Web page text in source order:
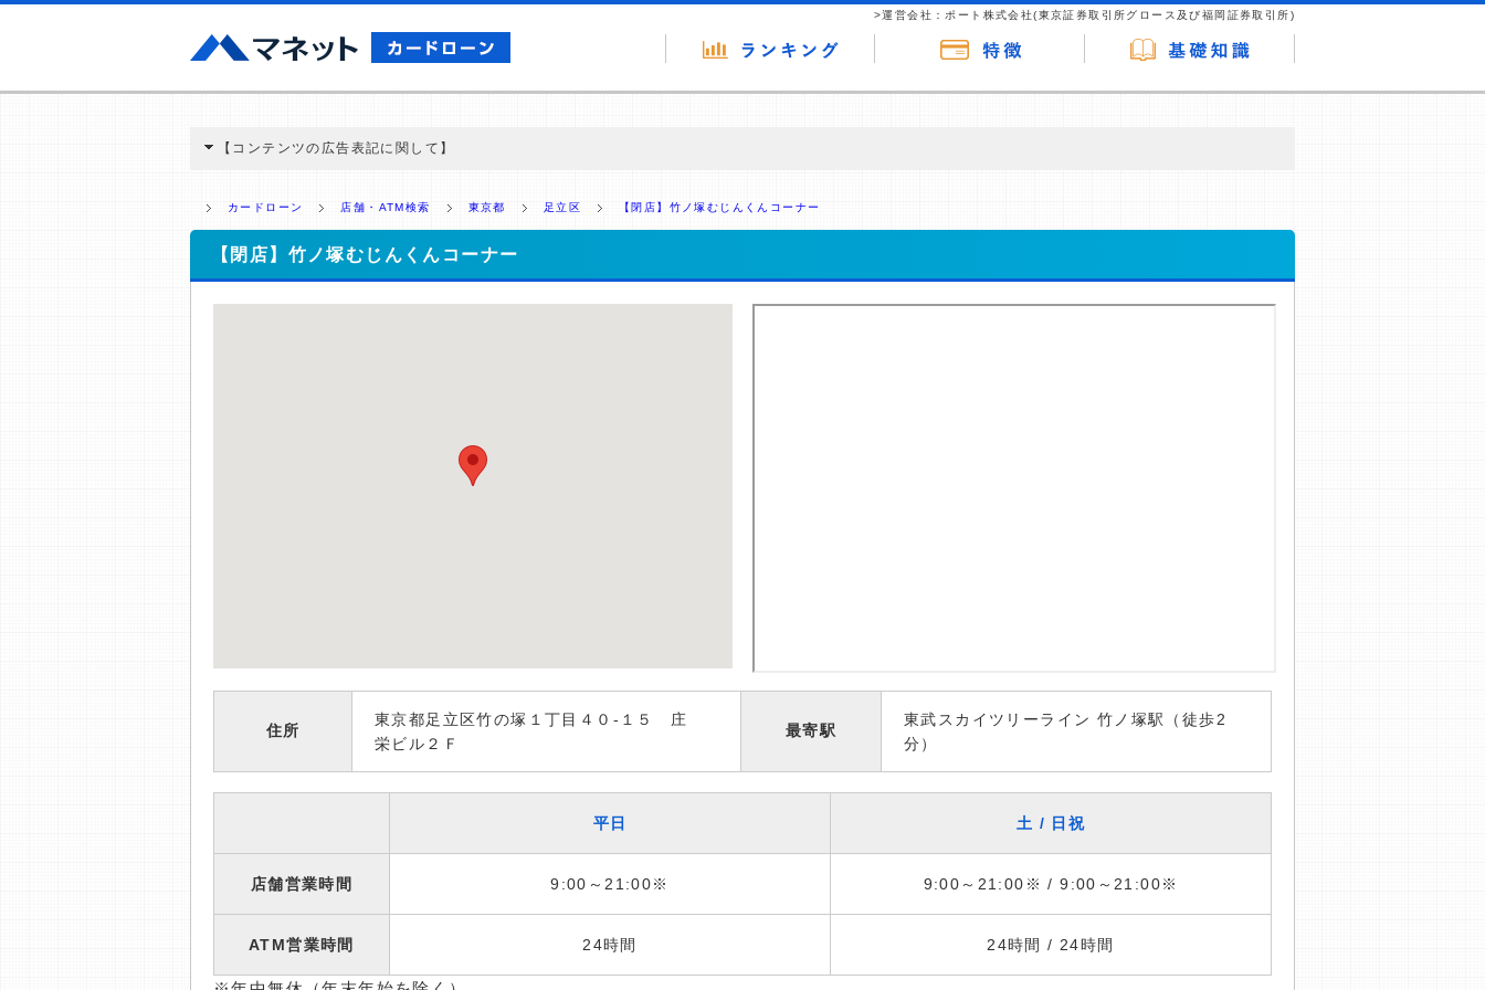
>運営会社：ポート株式会社(東京証券取引所グロース及び福岡証券取引所)
【コンテンツの広告表記に関して】
ミ収集などに基づき、公平性を担保した情報提供を行っています。
>提携企業一覧
カードローン 店舗・ATM検索 東京都 足立区 【閉店】竹ノ塚むじんくんコーナー
【閉店】竹ノ塚むじんくんコーナー
住所
東京都足立区竹の塚１丁目４０-１５ 庄
栄ビル２Ｆ
最寄駅
東武スカイツリーライン 竹ノ塚駅（徒歩2
分）
平日 土 / 日祝
店舗営業時間 9:00～21:00※ 9:00～21:00※ / 9:00～21:00※
ATM営業時間 24時間 24時間 / 24時間